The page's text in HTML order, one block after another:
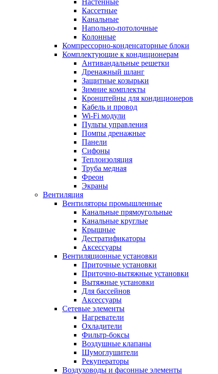
Настенные
Кассетные
Канальные
Напольно-потолочные
Колонные
Компрессорно-конденсаторные блоки
Комплектующие к кондиционерам
Антивандальные решетки
Дренажный шланг
Защитные козырьки
Зимние комплекты
Кронштейны для кондиционеров
Кабель и провод
Wi-Fi модули
Пульты управления
Помпы дренажные
Панели
Сифоны
Теплоизоляция
Труба медная
Фреон
Экраны
Вентиляция
Вентиляторы промышленные
Канальные прямоугольные
Канальные круглые
Крышные
Дестратификаторы
Аксессуары
Вентиляционные установки
Приточные установки
Приточно-вытяжные установки
Вытяжные установки
Для бассейнов
Аксессуары
Сетевые элементы
Нагреватели
Охладители
Фильтр-боксы
Воздушные клапаны
Шумоглушители
Рекуператоры
Воздуховоды и фасонные элементы